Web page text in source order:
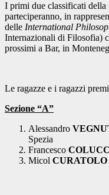
I primi due classificati della
parteciperanno, in
delle International
Internazionali di Filosofia)
prossimi a Bar, in
Le ragazze e i ragazzi
Sezione “A”
Alessandro
Spezia
Francesco
Micol CURATOLO